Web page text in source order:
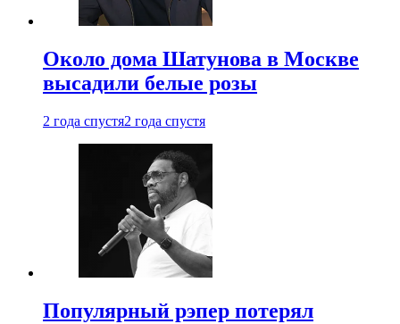
Около дома Шатунова в Москве
высадили белые розы
2 года спустя2 года спустя
Популярный рэпер потерял